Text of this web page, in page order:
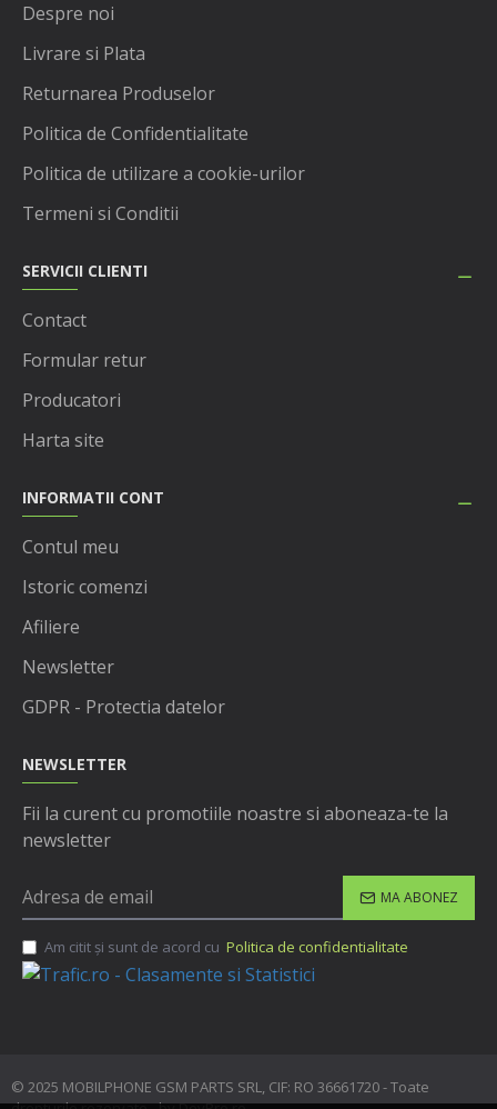
Despre noi
Livrare si Plata
Returnarea Produselor
Politica de Confidentialitate
Politica de utilizare a cookie-urilor
Termeni si Conditii
SERVICII CLIENTI
Contact
Formular retur
Producatori
Harta site
INFORMATII CONT
Contul meu
Istoric comenzi
Afiliere
Newsletter
GDPR - Protectia datelor
NEWSLETTER
Fii la curent cu promotiile noastre si aboneaza-te la
newsletter
MA ABONEZ
Am citit şi sunt de acord cu Politica de confidentialitate
© 2025 MOBILPHONE GSM PARTS SRL, CIF: RO 36661720 - Toate